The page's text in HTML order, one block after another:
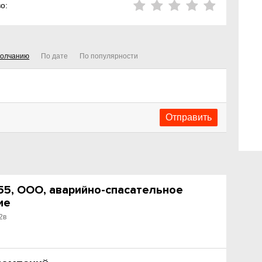
По дате По популярности
ООО, аварийно-спасательное